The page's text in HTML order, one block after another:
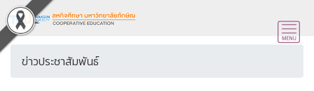
ข่าวประชาสัมพันธ์